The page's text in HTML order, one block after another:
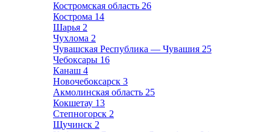
Костромская область 26
Кострома 14
Шарья 2
Чухлома 2
Чувашская Республика — Чувашия 25
Чебоксары 16
Канаш 4
Новочебоксарск 3
Акмолинская область 25
Кокшетау 13
Степногорск 2
Щучинск 2